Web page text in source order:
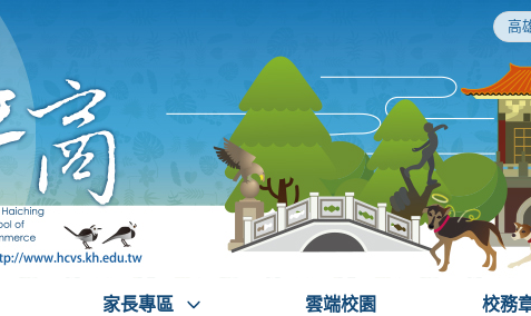
高
家長專區 雲端校園 校務